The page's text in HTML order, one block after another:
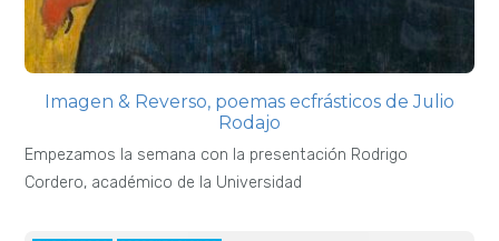
Imagen & Reverso, poemas ecfrásticos de Julio
Rodajo
Empezamos la semana con la presentación Rodrigo
Cordero, académico de la Universidad